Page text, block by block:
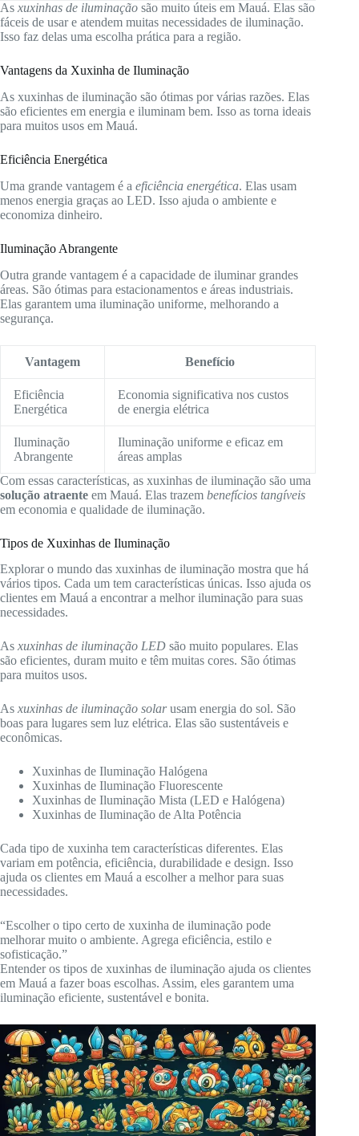
As xuxinhas de iluminação são muito úteis em Mauá. Elas são
fáceis de usar e atendem muitas necessidades de iluminação.
Isso faz delas uma escolha prática para a região.
Vantagens da Xuxinha de Iluminação
As xuxinhas de iluminação são ótimas por várias razões. Elas
são eficientes em energia e iluminam bem. Isso as torna ideais
para muitos usos em Mauá.
Eficiência Energética
Uma grande vantagem é a eficiência energética. Elas usam
menos energia graças ao LED. Isso ajuda o ambiente e
economiza dinheiro.
Iluminação Abrangente
Outra grande vantagem é a capacidade de iluminar grandes
áreas. São ótimas para estacionamentos e áreas industriais.
Elas garantem uma iluminação uniforme, melhorando a
segurança.
Vantagem Benefício
Eficiência
Energética
Economia significativa nos custos
de energia elétrica
Iluminação
Abrangente
Iluminação uniforme e eficaz em
áreas amplas
Com essas características, as xuxinhas de iluminação são uma
solução atraente em Mauá. Elas trazem benefícios tangíveis
em economia e qualidade de iluminação.
Tipos de Xuxinhas de Iluminação
Explorar o mundo das xuxinhas de iluminação mostra que há
vários tipos. Cada um tem características únicas. Isso ajuda os
clientes em Mauá a encontrar a melhor iluminação para suas
necessidades.
As xuxinhas de iluminação LED são muito populares. Elas
são eficientes, duram muito e têm muitas cores. São ótimas
para muitos usos.
As xuxinhas de iluminação solarusam energia do sol. São
boas para lugares sem luz elétrica. Elas são sustentáveis e
econômicas.
Xuxinhas de Iluminação Halógena
Xuxinhas de Iluminação Fluorescente
Xuxinhas de Iluminação Mista (LED e Halógena)
Xuxinhas de Iluminação de Alta Potência
Cada tipo de xuxinha tem características diferentes. Elas
variam em potência, eficiência, durabilidade e design. Isso
ajuda os clientes em Mauá a escolher a melhor para suas
necessidades.
“Escolher o tipo certo de xuxinha de iluminação pode
melhorar muito o ambiente. Agrega eficiência, estilo e
sofisticação.”
Entender os tipos de xuxinhas de iluminação ajuda os clientes
em Mauá a fazer boas escolhas. Assim, eles garantem uma
iluminação eficiente, sustentável e bonita.